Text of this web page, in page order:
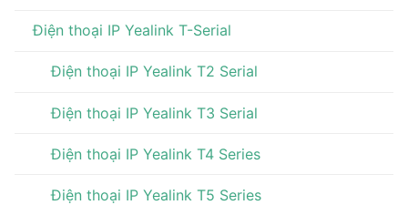
Điện thoại IP Yealink T-Serial
Điện thoại IP Yealink T2 Serial
Điện thoại IP Yealink T3 Serial
Điện thoại IP Yealink T4 Series
Điện thoại IP Yealink T5 Series